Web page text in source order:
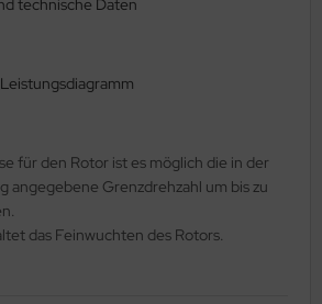
technische Daten
für den Rotor ist es möglich die in der
angegebene Grenzdrehzahl um bis zu
das Feinwuchten des Rotors.